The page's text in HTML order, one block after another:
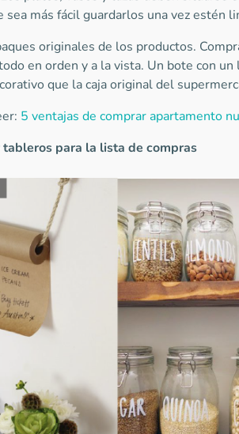
sea más fácil guardarlos una vez estén
originales de los productos.
en orden y a la vista. Un bote con un
que la caja original del
5 ventajas de comprar apartamento
tableros para la lista de compras